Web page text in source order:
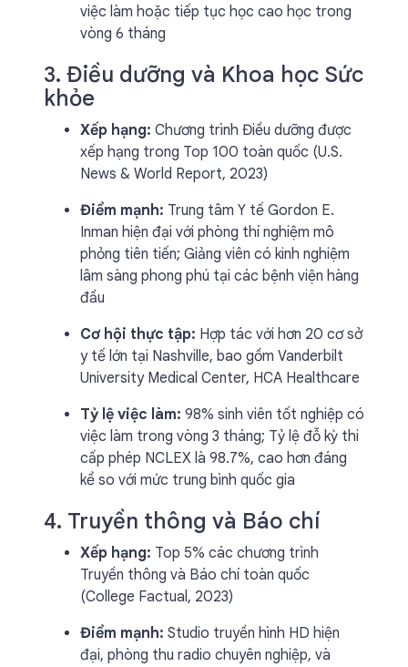
việc làm hoặc tiếp tục học cao học trong
vòng 6 tháng
3. Điều dưỡng và Khoa học Sức
khỏe
Xếp hạng: Chương trình Điều dưỡng được
xếp hạng trong Top 100 toàn quốc (U.S.
News & World Report, 2023)
Điểm mạnh: Trung tâm Y tế Gordon E.
Inman hiện đại với phòng thí nghiệm mô
phỏng tiên tiến; Giảng viên có kinh nghiệm
lâm sàng phong phú tại các bệnh viện hàng
đầu
Cơ hội thực tập: Hợp tác với hơn 20 cơ sở
y tế lớn tại Nashville, bao gồm Vanderbilt
University Medical Center, HCA Healthcare
Tỷ lệ việc làm: 98% sinh viên tốt nghiệp có
việc làm trong vòng 3 tháng; Tỷ lệ đỗ kỳ thi
cấp phép NCLEX là 98.7%, cao hơn đáng
kể so với mức trung bình quốc gia
4. Truyền thông và Báo chí
Xếp hạng: Top 5% các chương trình
Truyền thông và Báo chí toàn quốc
(College Factual, 2023)
Điểm mạnh: Studio truyền hình HD hiện
đại, phòng thu radio chuyên nghiệp, và